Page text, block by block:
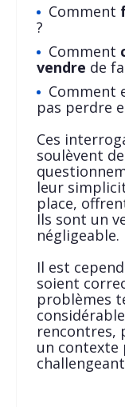
Comment
?
Comment
vendre de
Comment
pas perdre
Ces
soulèvent
leur
place,
Ils sont un
négligeable.
Il est
soient
problèmes
rencontres,
un